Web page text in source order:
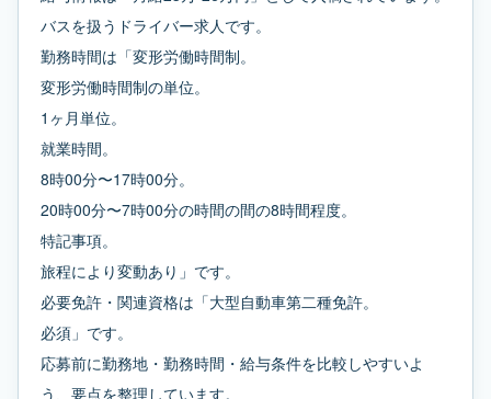
バスを扱うドライバー求人です。
勤務時間は「変形労働時間制。
変形労働時間制の単位。
1ヶ月単位。
就業時間。
8時00分〜17時00分。
20時00分〜7時00分の時間の間の8時間程度。
特記事項。
旅程により変動あり」です。
必要免許・関連資格は「大型自動車第二種免許。
必須」です。
応募前に勤務地・勤務時間・給与条件を比較しやすいよ
う、要点を整理しています。